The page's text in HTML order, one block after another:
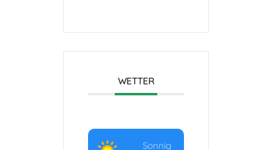
WETTER
Sonnig